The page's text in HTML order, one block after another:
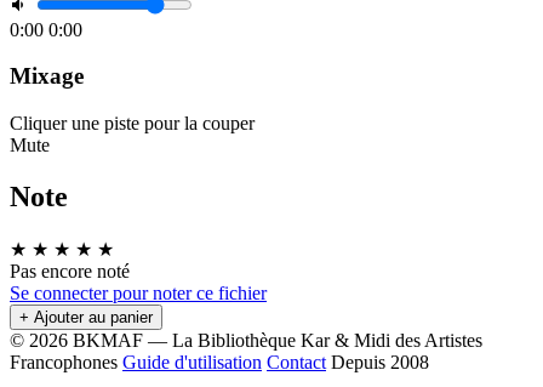
0:00 0:00
Mixage
Cliquer une piste pour la couper
Mute
Note
★ ★ ★ ★ ★
Pas encore noté
Se connecter pour noter ce fichier
+ Ajouter au panier
© 2026 BKMAF — La Bibliothèque Kar & Midi des Artistes
Francophones Guide d'utilisation Contact Depuis 2008